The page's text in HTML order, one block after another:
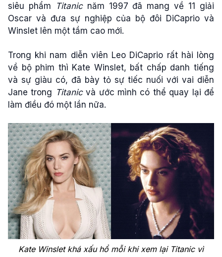
siêu phẩm
Titanicnăm 1997 đã mang về 11 giải
Oscar và đưa sự nghiệp của bộ đôi DiCaprio và
Winslet lên một tầm cao mới.
Trong khi nam diễn viên Leo DiCaprio rất hài lòng
về bộ phim thì Kate Winslet, bất chấp danh tiếng
và sự giàu có, đã bày tỏ sự tiếc nuối với vai diễn
Jane trong Titanicvà ước mình có thể quay lại để
làm điều đó một lần nữa.
Kate Winslet khá xấu hổ mỗi khi xem lại Titanic vì